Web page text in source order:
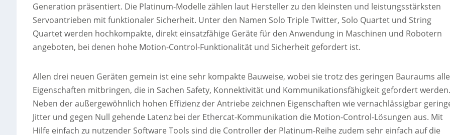
Generation präsentiert. Die Platinum-Modelle zählen laut Hersteller zu den kleinsten und leistungsstärksten
Servoantrieben mit funktionaler Sicherheit. Unter den Namen Solo Triple Twitter, Solo Quartet und String
Quartet werden hochkompakte, direkt einsatzfähige Geräte für den Anwendung in Maschinen und Robotern
angeboten, bei denen hohe Motion-Control-Funktionalität und Sicherheit gefordert ist.
Allen drei neuen Geräten gemein ist eine sehr kompakte Bauweise, wobei sie trotz des geringen Bauraums alle
Eigenschaften mitbringen, die in Sachen Safety, Konnektivität und Kommunikationsfähigkeit gefordert werden.
Neben der außergewöhnlich hohen Effizienz der Antriebe zeichnen Eigenschaften wie vernachlässigbar
Jitter und gegen Null gehende Latenz bei der Ethercat-Kommunikation die Motion-Control-Lösungen aus. Mit
Hilfe einfach zu nutzender Software Tools sind die Controller der Platinum-Reihe zudem sehr einfach auf die